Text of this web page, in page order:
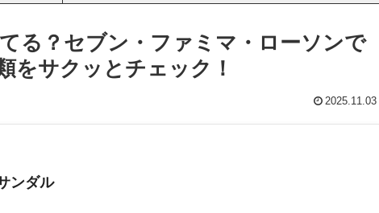
る？セブン・ファミマ・ローソンで
をサクッとチェック！
2025.11.03
ンダル